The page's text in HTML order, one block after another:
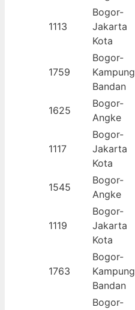
1113
Bogor-
Jakarta
Kota
1759
Bogor-
Kampung
Bandan
1625
Bogor-
Angke
1117
Bogor-
Jakarta
Kota
1545
Bogor-
Angke
1119
Bogor-
Jakarta
Kota
1763
Bogor-
Kampung
Bandan
Bogor-